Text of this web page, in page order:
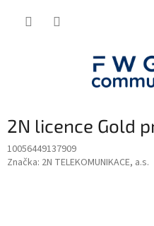
2N licence Gold
10056449137909
Značka: 2N TELEKOMUNIKACE, a.s.